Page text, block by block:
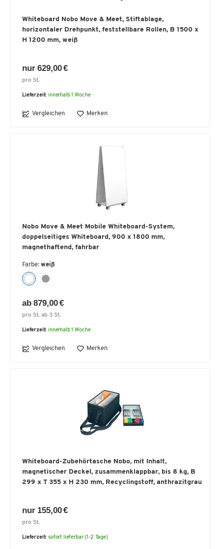
Whiteboard Nobo Move & Meet, Stiftablage,
horizontaler Drehpunkt, feststellbare Rollen, B 1500 x
H 1200 mm, weiß
nur 629,00 €
pro St.
Lieferzeit: innerhalb 1 Woche
Vergleichen Merken
Nobo Move & Meet Mobile Whiteboard-System,
doppelseitiges Whiteboard, 900 x 1800 mm,
magnethaftend, fahrbar
Farbe: weiß
ab 879,00 €
pro St. ab 3 St.
Lieferzeit: innerhalb 1 Woche
Vergleichen Merken
Whiteboard-Zubehörtasche Nobo, mit Inhalt,
magnetischer Deckel, zusammenklappbar, bis 8 kg, B
299 x T 355 x H 230 mm, Recyclingstoff, anthrazitgrau
nur 155,00 €
pro St.
Lieferzeit: sofort lieferbar (1-2 Tage)